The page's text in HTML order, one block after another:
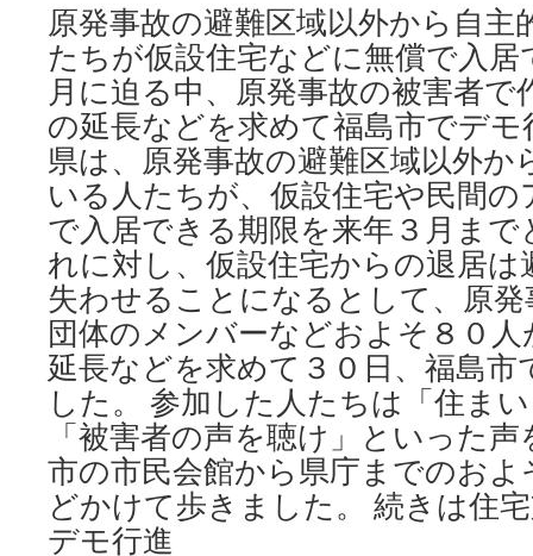
原発事故の避難区域以外から自主
たちが仮設住宅などに無償で入
月に迫る中、原発事故の被害者で
の延長などを求めて福島市でデ
県は、原発事故の避難区域以外か
いる人たちが、仮設住宅や民間
で入居できる期限を来年３月ま
れに対し、仮設住宅からの退居は
失わせることになるとして、原
団体のメンバーなどおよそ８０
延長などを求めて３０日、福島
した。 参加した人たちは「住ま
「被害者の声を聴け」といった
市の市民会館から県庁までのお
どかけて歩きました。 続きは住
デモ行進